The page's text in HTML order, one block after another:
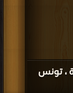
، تونس